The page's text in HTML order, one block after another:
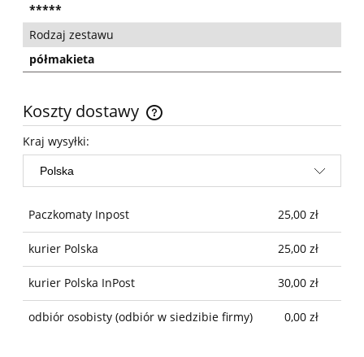
*****
Rodzaj zestawu
półmakieta
Koszty dostawy
Cena nie zawiera ewentualnych kosztów płatności
Kraj wysyłki:
Paczkomaty Inpost 25,00 zł
kurier Polska 25,00 zł
kurier Polska InPost 30,00 zł
odbiór osobisty (odbiór w siedzibie firmy) 0,00 zł